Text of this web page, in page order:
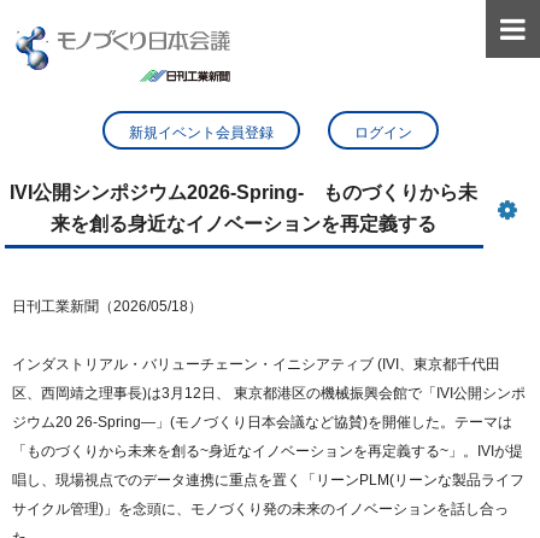

新規イベント会員登録 ログイン
IVI公開シンポジウム2026-Spring- ものづくりから未
来を創る身近なイノベーションを再定義する
日刊工業新聞（2026/05/18）
インダストリアル・バリューチェーン・イニシアティブ (IVI、東京都千代田
区、西岡靖之理事長)は3月12日、 東京都港区の機械振興会館で「IVI公開シンポ
ジウム20 26-Spring―」(モノづくり日本会議など協賛)を開催した。テーマは
「ものづくりから未来を創る~身近なイノベーションを再定義する~」。IVIが提
唱し、現場視点でのデータ連携に重点を置く「リーンPLM(リーンな製品ライフ
サイクル管理)」を念頭に、モノづくり発の未来のイノベーションを話し合っ